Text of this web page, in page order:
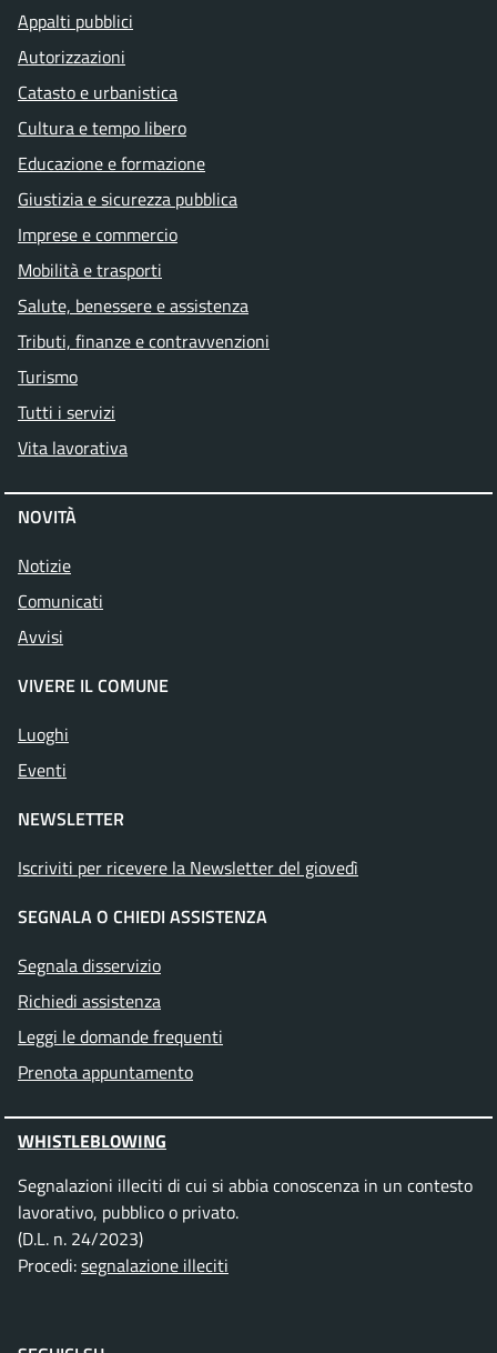
Appalti pubblici
Autorizzazioni
Catasto e urbanistica
Cultura e tempo libero
Educazione e formazione
Giustizia e sicurezza pubblica
Imprese e commercio
Mobilità e trasporti
Salute, benessere e assistenza
Tributi, finanze e contravvenzioni
Turismo
Tutti i servizi
Vita lavorativa
NOVITÀ
Notizie
Comunicati
Avvisi
VIVERE IL COMUNE
Luoghi
Eventi
NEWSLETTER
Iscriviti per ricevere la Newsletter del giovedì
SEGNALA O CHIEDI ASSISTENZA
Segnala disservizio
Richiedi assistenza
Leggi le domande frequenti
Prenota appuntamento
WHISTLEBLOWING
Segnalazioni illeciti di cui si abbia conoscenza in un contesto
lavorativo, pubblico o privato.
(D.L. n. 24/2023)
Procedi:segnalazione illeciti